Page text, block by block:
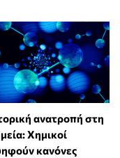
ανατροπή στη
Χημικοί
κανόνες